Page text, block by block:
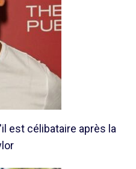
est célibataire après la